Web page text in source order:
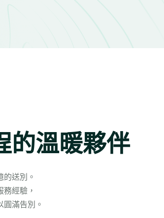
的溫暖夥伴
送別。
經驗，
滿告別。